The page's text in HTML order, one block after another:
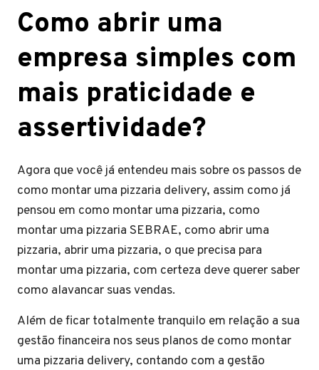
Como abrir uma
empresa simples com
mais praticidade e
assertividade?
Agora que você já entendeu mais sobre os passos de
como montar uma pizzaria delivery, assim como já
pensou em como montar uma pizzaria, como
montar uma pizzaria SEBRAE, como abrir uma
pizzaria, abrir uma pizzaria, o que precisa para
montar uma pizzaria, com certeza deve querer saber
como alavancar suas vendas.
Além de ficar totalmente tranquilo em relação a sua
gestão financeira nos seus planos de como montar
uma pizzaria delivery, contando com a gestão